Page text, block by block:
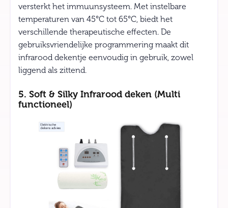
versterkt het immuunsysteem. Met instelbare
temperaturen van 45°C tot 65°C, biedt het
verschillende therapeutische effecten. De
gebruiksvriendelijke programmering maakt dit
infrarood dekentje eenvoudig in gebruik, zowel
liggend als zittend.
5. Soft & Silky Infrarood deken (Multi
functioneel)